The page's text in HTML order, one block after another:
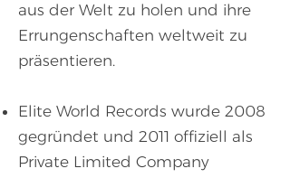
aus der Welt zu holen und ihre
Errungenschaften weltweit zu
präsentieren.
Elite World Records wurde 2008
gegründet und 2011 offiziell als
Private Limited Company